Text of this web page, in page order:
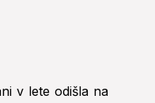
v lete odišla na